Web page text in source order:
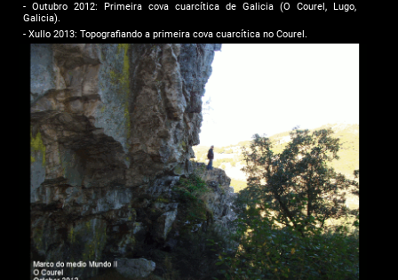
- Outubro 2012: Primeira cova cuarcítica de Galicia (O Courel, Lugo,
Galicia).
- Xullo 2013: Topografiando a primeira cova cuarcítica no Courel.